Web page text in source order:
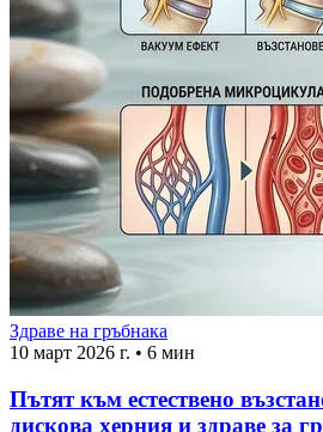
Здраве на гръбнака
10 март 2026 г. • 6 мин
Пътят към естествено
дискова херния и здраве за